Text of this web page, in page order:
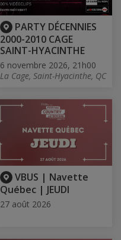
PARTY DÉCENNIES
2000-2010 CAGE
SAINT-HYACINTHE
6 novembre 2026, 21h00
La Cage, Saint-Hyacinthe, QC
VBUS | Navette
Québec | JEUDI
27 août 2026